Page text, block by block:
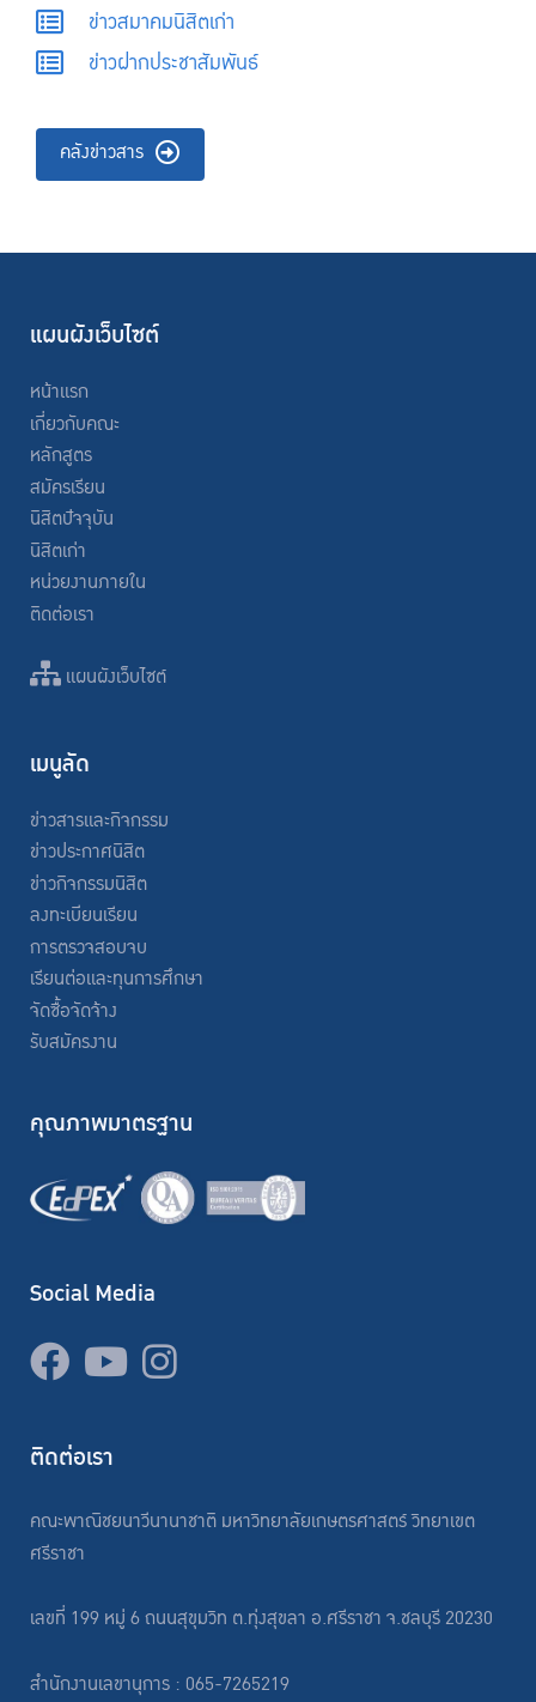
ข่าวสมาคมนิสิตเก่า
ข่าวฝากประชาสัมพันธ์
คลังข่าวสาร
แผนผังเว็บไซต์
หน้าแรก
เกี่ยวกับคณะ
หลักสูตร
สมัครเรียน
นิสิตปัจจุบัน
นิสิตเก่า
หน่วยงานภายใน
ติดต่อเรา
แผนผังเว็บไซต์
เมนูลัด
ข่าวสารและกิจกรรม
ข่าวประกาศนิสิต
ข่าวกิจกรรมนิสิต
ลงทะเบียนเรียน
การตรวจสอบจบ
เรียนต่อและทุนการศึกษา
จัดซื้อจัดจ้าง
รับสมัครงาน
คุณภาพมาตรฐาน
Social Media
ติดต่อเรา
คณะพาณิชยนาวีนานาชาติ มหาวิทยาลัยเกษตรศาสตร์ วิทยาเขต
ศรีราชา
เลขที่ 199 หมู่ 6 ถนนสุขุมวิท ต.ทุ่งสุขลา อ.ศรีราชา จ.ชลบุรี 20230
สำนักงานเลขานุการ : 065-7265219